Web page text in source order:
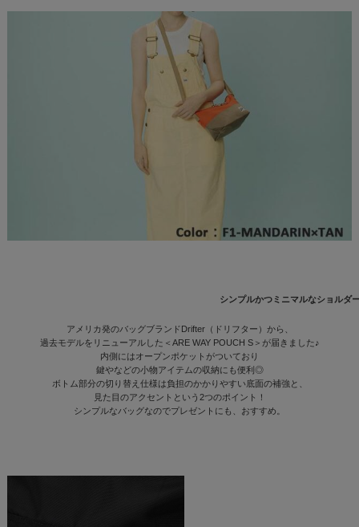
シンプルかつミニマルなショルダ
アメリカ発のバッグブランドDrifter（ドリフター）から、
過去モデルをリニューアルした＜ARE WAY POUCH S＞が届きました♪
内側にはオープンポケットがついており
鍵やなどの小物アイテムの収納にも便利◎
ボトム部分の切り替え仕様は負担のかかりやすい底面の補強と、
見た目のアクセントという2つのポイント！
シンプルなバッグなのでプレゼントにも、おすすめ。